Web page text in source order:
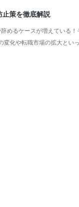
止策を徹底解説
めるケースが増えている
変化や転職市場の拡大と